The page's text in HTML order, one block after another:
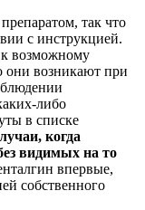
так что
с инструкцией.
возможному
возникают при
либо
в списке
когда
видимых на то
впервые,
собственного